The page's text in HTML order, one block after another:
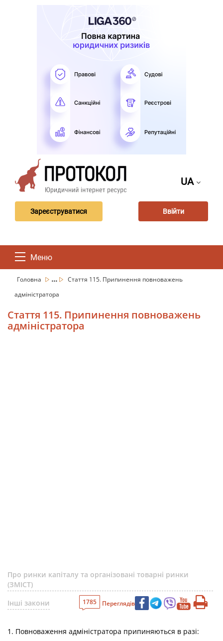
UA
Зареєструватися Ввійти
Меню
Головна ...
Стаття 115. Припинення повноважень
адміністратора
Стаття 115. Припинення повноважень
адміністратора
Про ринки капіталу та організовані товарні ринки
(ЗМІСТ)
Інші закони
1785 Переглядів
1. Повноваження адміністратора припиняються в разі: